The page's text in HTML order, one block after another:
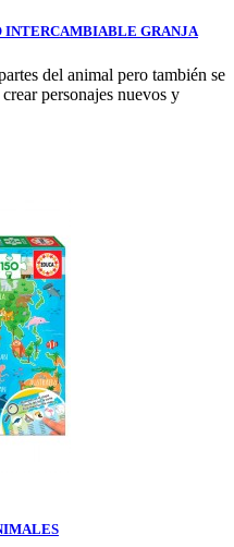
GRANJA
del animal pero también se
personajes nuevos y